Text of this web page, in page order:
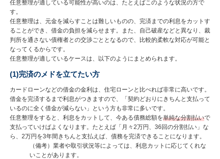
任意整理が適している可能性が高いのは、たとえばこのような状況の方で
す。
任意整理は、元金を減らすことは難しいものの、完済までの利息をカットす
ることができ、借金の負担を減らせます。また、自己破産などと異なり、裁
判所を通さない債権者との交渉ごととなるので、比較的柔軟な対応が可能と
なってくるからです。
任意整理が適しているケースは、以下のようにまとめられます。
(1)完済のメドを立てたい方
カードローンなどの借金の金利は、住宅ローンと比べれば非常に高いです。
借金を完済するまで利息がつきますので、「契約どおりにきちんと支払って
いるのに全く借金が減らない」という方も非常に多いです。
任意整理をすると、利息をカットして、今ある債務総額を単純な分割払いで
支払っていけばよくなります。たとえば「月々2万円、36回の分割払い」な
ら、2万円を3年間きちんと支払えば、債務を完済できることになります。
（備考）業者や取引状況等によっては、利息カットに応じてくれな
いことがあります。